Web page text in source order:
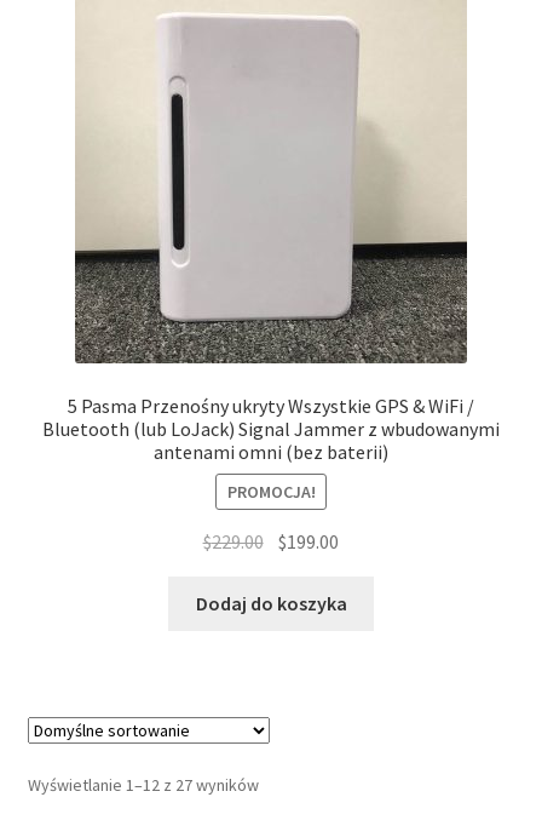
5 Pasma Przenośny ukryty Wszystkie GPS & WiFi /
Bluetooth (lub LoJack) Signal Jammer z wbudowanymi
antenami omni (bez baterii)
PROMOCJA!
$229.00 Pierwotna
wynosiła:
$199.00
wynosi:
Dodaj do koszyka
Wyświetlanie 1–12 z 27 wyników